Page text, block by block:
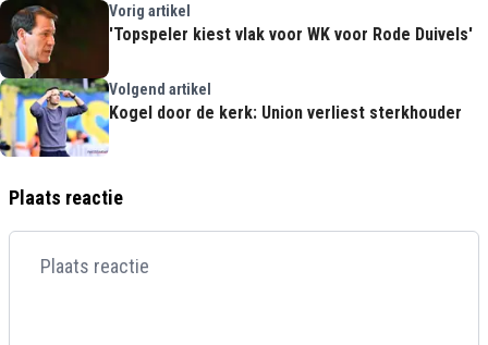
Vorig artikel
'Topspeler kiest vlak voor WK voor Rode Duivels'
Volgend artikel
Kogel door de kerk: Union verliest sterkhouder
Plaats reactie